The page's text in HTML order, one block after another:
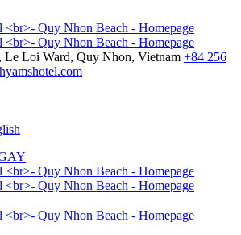
Le Loi Ward, Quy Nhon, Vietnam +84 256